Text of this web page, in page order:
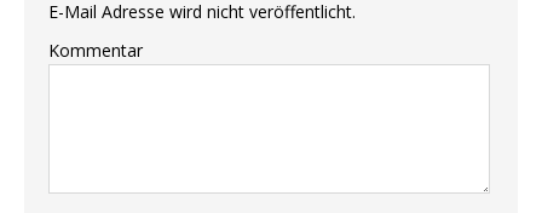
E-Mail Adresse wird nicht veröffentlicht.
Kommentar